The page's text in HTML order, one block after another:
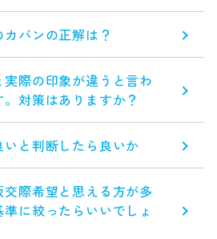
バンの正解は？
際の印象が違うと言わ
対策はありますか？
と判断したら良いか
際希望と思える方が多
に絞ったらいいでしょ